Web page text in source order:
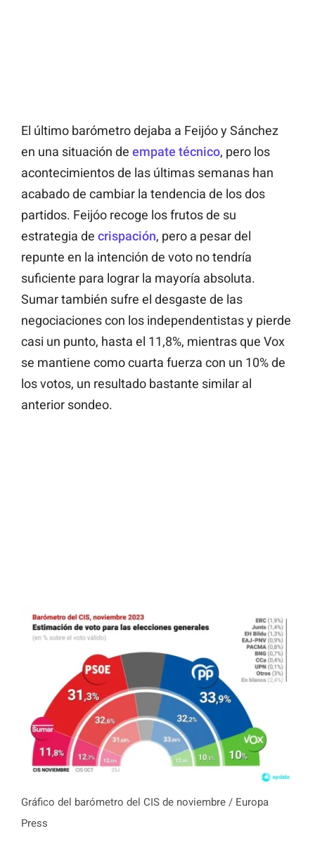
El último barómetro dejaba a Feijóo y Sánchez
en una situación de empate técnico, pero los
acontecimientos de las últimas semanas han
acabado de cambiar la tendencia de los dos
partidos. Feijóo recoge los frutos de su
estrategia de crispación, pero a pesar del
repunte en la intención de voto no tendría
suficiente para lograr la mayoría absoluta.
Sumar también sufre el desgaste de las
negociaciones con los independentistas y pierde
casi un punto, hasta el 11,8%, mientras que Vox
se mantiene como cuarta fuerza con un 10% de
los votos, un resultado bastante similar al
anterior sondeo.
Gráfico del barómetro del CIS de noviembre / Europa
Press